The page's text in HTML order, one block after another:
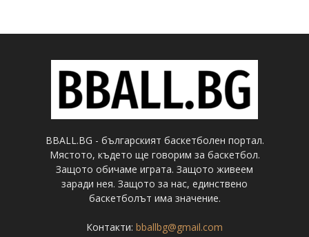
BBALL.BG - българският баскетболен портал.
Мястото, където ще говорим за баскетбол.
Защото обичаме играта. Защото живеем
заради нея. Защото за нас, единствено
баскетболът има значение.
Контакти: bballbg@gmail.com